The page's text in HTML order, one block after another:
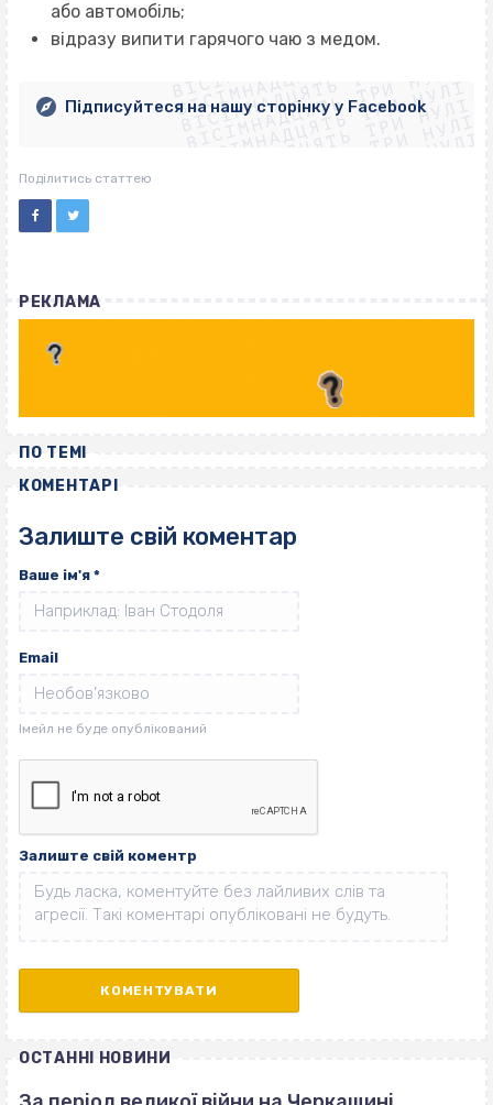
або автомобіль;
відразу випити гарячого чаю з медом.
ВІСІМНАДЦЯТЬ ТРИ НУЛІ
ВІСІМНАДЦЯТЬ ТРИ НУЛІ
ВІСІМНАДЦЯТЬ ТРИ НУЛІ
ВІСІМНАДЦЯТЬ ТРИ НУЛІ
ВІСІМНАДЦЯТЬ ТРИ НУЛІ
ВІСІМНАДЦЯТЬ ТРИ НУЛІ
ВІСІМНАДЦЯТЬ ТРИ НУЛІ
ВІСІМНАДЦЯТЬ ТРИ НУЛІ
Підписуйтеся на нашу сторінку у Facebook
Поділитись статтею
РЕКЛАМА
ПО ТЕМІ
КОМЕНТАРІ
Залиште свій коментар
Ваше ім'я *
Email
Залиште свій коментр
ОСТАННІ НОВИНИ